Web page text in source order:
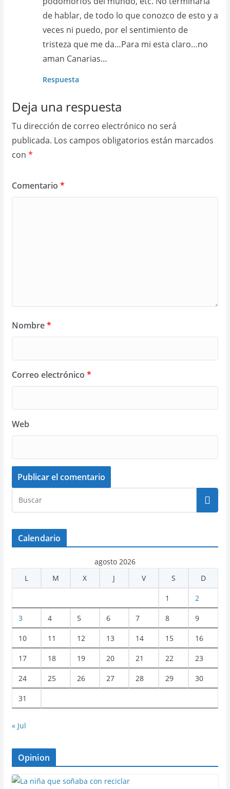
de hablar, de todo lo que conozco de esto y a
veces ni puedo, por el sentimiento de
tristeza que me da…Para mi esta claro…no
aman Canarias…
Respuesta
Deja una respuesta
Tu dirección de correo electrónico no será
publicada. Los campos obligatorios están marcados
con *
Comentario *
Nombre*
Correo electrónico *
Web
Calendario
agosto 2026
L
M X J V S D
1 2
3 4 5 6 7 8 9
10 11 12 13 14 15 16
17 18 19 20 21 22 23
24 25 26 27 28 29 30
31
« Jul
Opinion